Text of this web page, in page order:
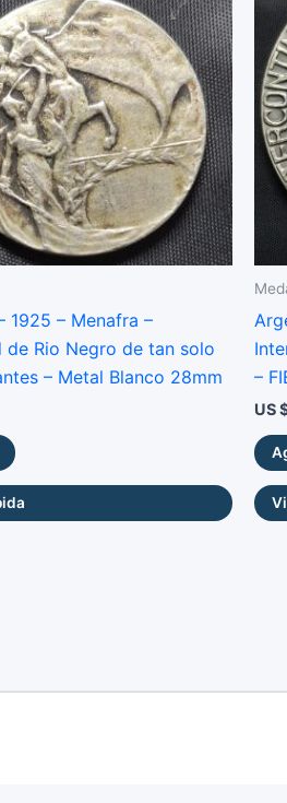
1925 – Menafra –
de Rio Negro de tan solo
– Metal Blanco 28mm
–
US